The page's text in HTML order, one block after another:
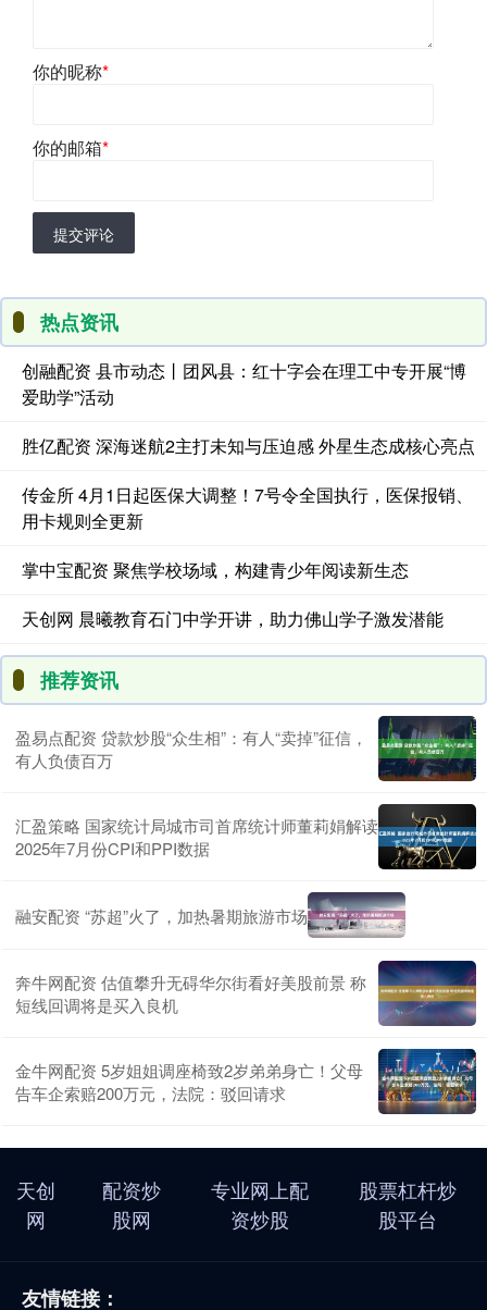
你的昵称*
你的邮箱*
提交评论
热点资讯
创融配资 县市动态丨团风县：红十字会在理工中专开展“博
爱助学”活动
胜亿配资 深海迷航2主打未知与压迫感 外星生态成核心亮点
传金所 4月1日起医保大调整！7号令全国执行，医保报销、
用卡规则全更新
掌中宝配资 聚焦学校场域，构建青少年阅读新生态
天创网 晨曦教育石门中学开讲，助力佛山学子激发潜能
推荐资讯
盈易点配资 贷款炒股“众生相”：有人“卖掉”征信，
有人负债百万
汇盈策略 国家统计局城市司首席统计师董莉娟解读
2025年7月份CPI和PPI数据
融安配资 “苏超”火了，加热暑期旅游市场
奔牛网配资 估值攀升无碍华尔街看好美股前景 称
短线回调将是买入良机
金牛网配资 5岁姐姐调座椅致2岁弟弟身亡！父母
告车企索赔200万元，法院：驳回请求
天创
网
配资炒
股网
专业网上配
资炒股
股票杠杆炒
股平台
友情链接：